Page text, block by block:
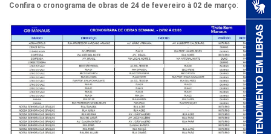
Confira o cronograma de obras de 24 de fevereiro à 02 de março: